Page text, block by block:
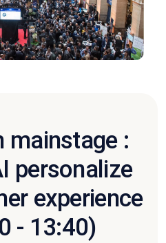
mainstage :
personalize
experience
- 13:40)